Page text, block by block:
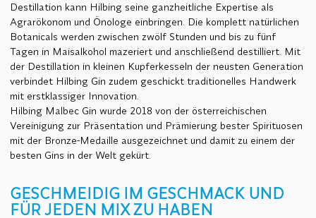
Destillation kann Hilbing seine ganzheitliche Expertise als
Agrarökonom und Önologe einbringen. Die komplett natürlichen
Botanicals werden zwischen zwölf Stunden und bis zu fünf
Tagen in Maisalkohol mazeriert und anschließend destilliert. Mit
der Destillation in kleinen Kupferkesseln der neusten Generation
verbindet Hilbing Gin zudem geschickt traditionelles Handwerk
mit erstklassiger Innovation.
Hilbing Malbec Gin wurde 2018 von der österreichischen
Vereinigung zur Präsentation und Prämierung bester Spirituosen
mit der Bronze-Medaille ausgezeichnet und damit zu einem der
besten Gins in der Welt gekürt.
GESCHMEIDIG IM GESCHMACK UND
FÜR JEDEN MIX ZU HABEN